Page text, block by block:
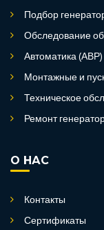
Подбор
Обследование
Автоматика
Монтажные и
Техническое
Ремонт
О НАС
Контакты
Сертификаты